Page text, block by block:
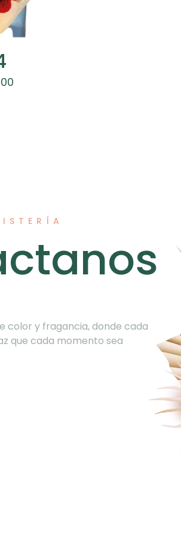
color y fragancia, donde cada
que cada momento sea